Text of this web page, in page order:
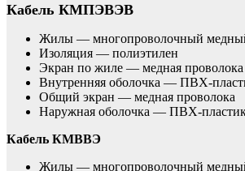
Кабель КМПЭВЭВ
Жилы — многопроволочный
Изоляция — полиэтилен
Экран по жиле — медная проволока
Внутренняя оболочка — ПВХ-
Общий экран — медная проволока
Наружная оболочка — ПВХ-
Кабель КМВВЭ
Жилы — многопроволочный